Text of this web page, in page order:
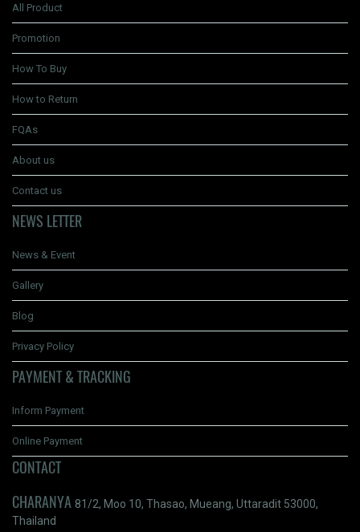
All Product
Promotion
How To Buy
How to Return
FQAs
About us
Contact us
NEWS LETTER
News & Event
Gallery
Blog
Privacy Policy
PAYMENT & TRACKING
Inform Payment
Online Payment
CONTACT
CHARANYA 81/2, Moo 10, Thasao, Mueang, Uttaradit 53000,
Thailand